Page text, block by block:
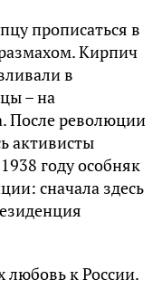
прописаться в
Кирпич
в
– на
После революции
активисты
году особняк
сначала здесь
любовь к России.